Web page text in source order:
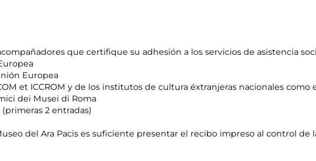
que certifique su adhesión a los servicios de asistencia
Europea
et ICCROM y de los institutos de cultura éxtranjeras nacionales como
dei Musei di Roma
(primeras 2 entradas)
del Ara Pacis es suficiente presentar el recibo impreso al control de